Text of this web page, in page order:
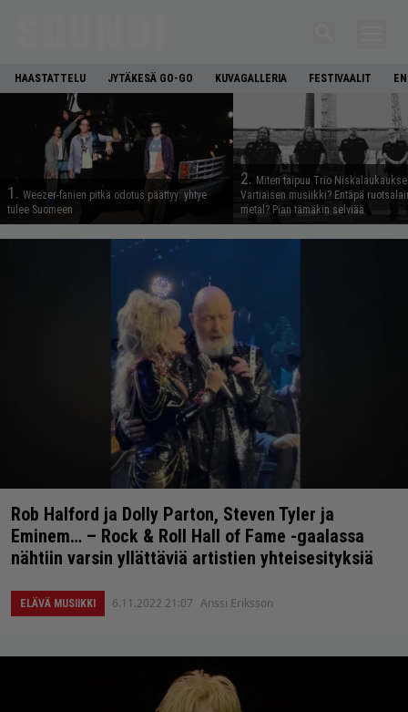
HAASTATTELU JYTÄKESÄ GO-GO KUVAGALLERIA FESTIVAALIT
1. Weezer-fanien pitkä odotus päättyy: yhtye
tulee Suomeen
2. Miten taipuu Trio
Vartiaisen musiikki? Entäpä
metal? Pian tämäkin selviää
Rob Halford ja Dolly Parton, Steven Tyler ja
Eminem… – Rock & Roll Hall of Fame -gaalassa
nähtiin varsin yllättäviä artistien yhteisesityksiä
ELÄVÄ MUSIIKKI 6.11.2022 21:07 Anssi Eriksson